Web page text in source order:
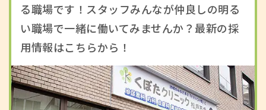
る職場です！スタッフみんなが仲良しの明る
い職場で一緒に働いてみませんか？最新の採
用情報はこちらから！